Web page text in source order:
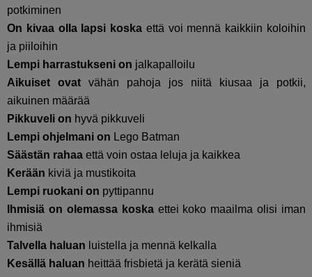
potkiminen
On kivaa olla lapsi koska että voi mennä kaikkiin koloihin
ja piiloihin
Lempi harrastukseni on jalkapalloilu
Aikuiset ovat vähän pahoja jos niitä kiusaa ja potkii,
aikuinen määrää
Pikkuveli on hyvä pikkuveli
Lempi ohjelmani on Lego Batman
Säästän rahaa että voin ostaa leluja ja kaikkea
Kerään kiviä ja mustikoita
Lempi ruokani on pyttipannu
Ihmisiä on olemassa koskaettei koko maailma olisi iman
ihmisiä
Talvella haluan luistella ja mennä kelkalla
Kesällä haluan heittää frisbietä ja kerätä sieniä